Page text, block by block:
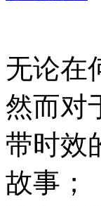
无论在
然而对
带时效
故事；